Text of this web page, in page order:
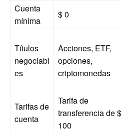
Cuenta
mínima
$ 0
Títulos
negociabl
es
Acciones, ETF,
opciones,
criptomonedas
Tarifas de
cuenta
Tarifa de
transferencia de $
100